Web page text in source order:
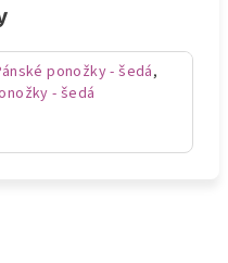
ponožky - šedá,
- šedá